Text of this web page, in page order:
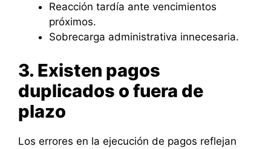
Reacción tardía ante vencimientos
próximos.
Sobrecarga administrativa innecesaria.
3. Existen pagos
duplicados o fuera de
plazo
Los errores en la ejecución de pagos reflejan